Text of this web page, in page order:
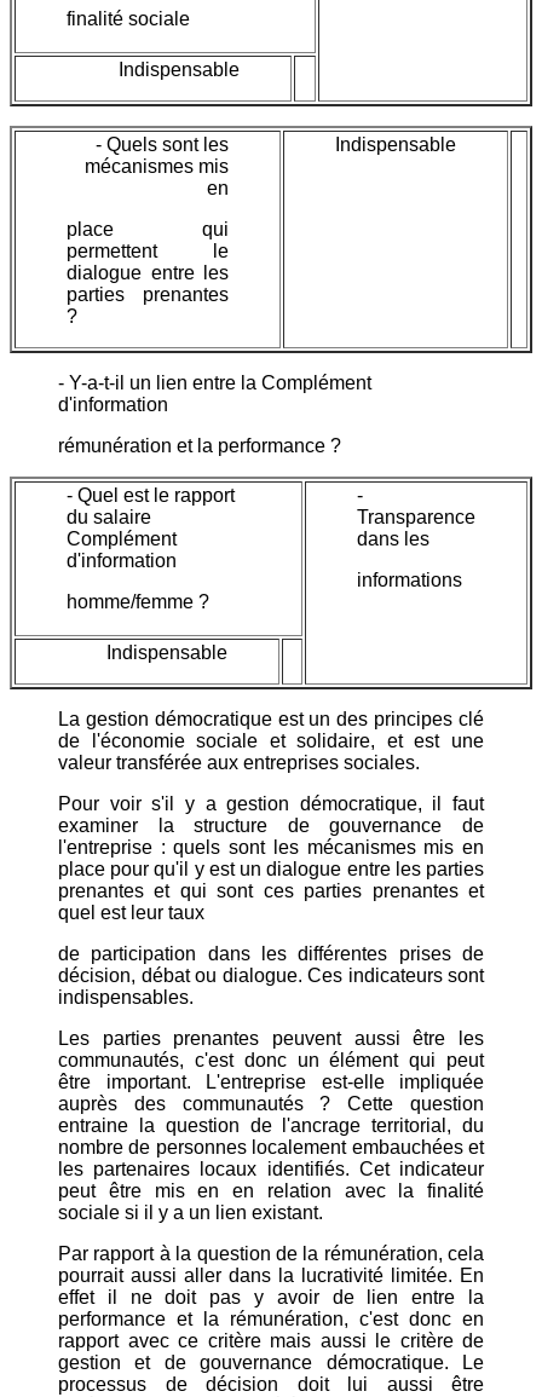
finalité sociale
Indispensable
- Quels sont les
mécanismes mis
en
place qui
permettent le
dialogue entre les
parties prenantes
?
Indispensable
- Y-a-t-il un lien entre la Complément
d'information
rémunération et la performance ?
- Quel est le rapport
du salaire
Complément
d'information
homme/femme ?
-
Transparence
dans les
informations
Indispensable
La gestion démocratique est un des principes clé
de l'économie sociale et solidaire, et est une
valeur transférée aux entreprises sociales.
Pour voir s'il y a gestion démocratique, il faut
examiner la structure de gouvernance de
l'entreprise : quels sont les mécanismes mis en
place pour qu'il y est un dialogue entre les parties
prenantes et qui sont ces parties prenantes et
quel est leur taux
de participation dans les différentes prises de
décision, débat ou dialogue. Ces indicateurs sont
indispensables.
Les parties prenantes peuvent aussi être les
communautés, c'est donc un élément qui peut
être important. L'entreprise est-elle impliquée
auprès des communautés ? Cette question
entraine la question de l'ancrage territorial, du
nombre de personnes localement embauchées et
les partenaires locaux identifiés. Cet indicateur
peut être mis en en relation avec la finalité
sociale si il y a un lien existant.
Par rapport à la question de la rémunération, cela
pourrait aussi aller dans la lucrativité limitée. En
effet il ne doit pas y avoir de lien entre la
performance et la rémunération, c'est donc en
rapport avec ce critère mais aussi le critère de
gestion et de gouvernance démocratique. Le
processus de décision doit lui aussi être